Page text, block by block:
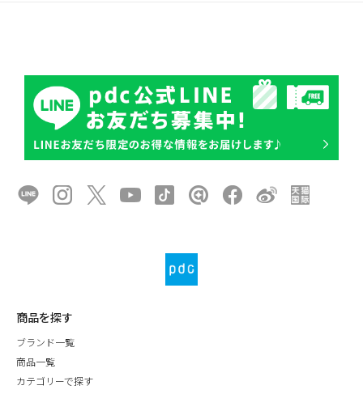
商品を探す
ブランド一覧
商品一覧
カテゴリーで探す